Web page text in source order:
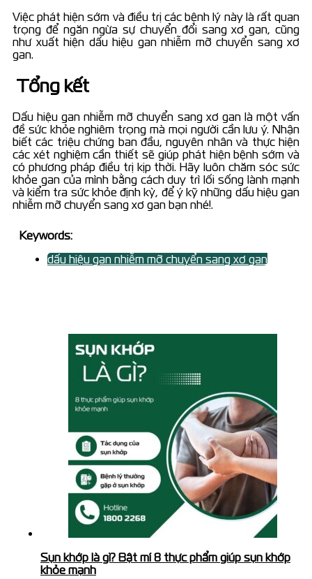
Việc phát hiện sớm và điều trị các bệnh lý này là rất quan
trọng để ngăn ngừa sự chuyển đổi sang xơ gan, cũng
như xuất hiện dấu hiệu gan nhiễm mỡ chuyển sang xơ
gan.
Tổng kết
Dấu hiệu gan nhiễm mỡ chuyển sang xơ gan là một vấn
đề sức khỏe nghiêm trọng mà mọi người cần lưu ý. Nhận
biết các triệu chứng ban đầu, nguyên nhân và thực hiện
các xét nghiệm cần thiết sẽ giúp phát hiện bệnh sớm và
có phương pháp điều trị kịp thời. Hãy luôn chăm sóc sức
khỏe gan của mình bằng cách duy trì lối sống lành mạnh
và kiểm tra sức khỏe định kỳ, để ý kỹ những dấu hiệu gan
nhiễm mỡ chuyển sang xơ gan bạn nhé!.
Keywords:
dấu hiệu gan nhiễm mỡ chuyển sang xơ gan
Sụn khớp là gì? Bật mí 8 thực phẩm giúp sụn khớp
khỏe mạnh